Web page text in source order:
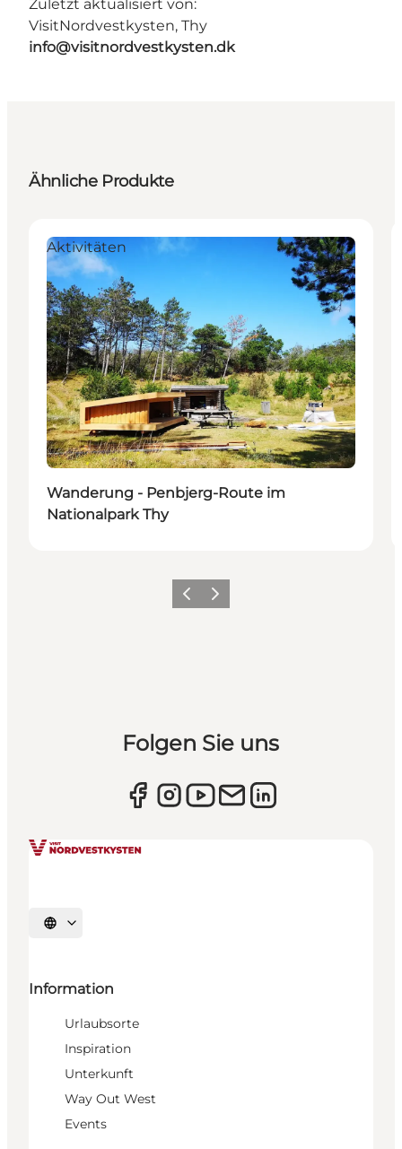
Zuletzt aktualisiert von:
VisitNordvestkysten, Thy
info@visitnordvestkysten.dk
Ähnliche Produkte
Aktivitäten
Wanderung - Penbjerg-Route im
Nationalpark Thy
ZurückWeiter
Folgen Sie uns
Sprache auswählen
Information
Urlaubsorte
Inspiration
Unterkunft
Way Out West
Events